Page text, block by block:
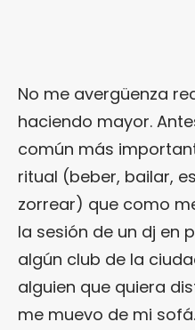
No me avergüenza
haciendo mayor.
común más
ritual (beber, bailar,
zorrear) que como
la sesión de un dj en
algún club de la
alguien que quiera
me muevo de mi